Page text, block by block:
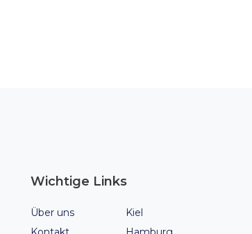
Wichtige Links
Über uns
Kiel